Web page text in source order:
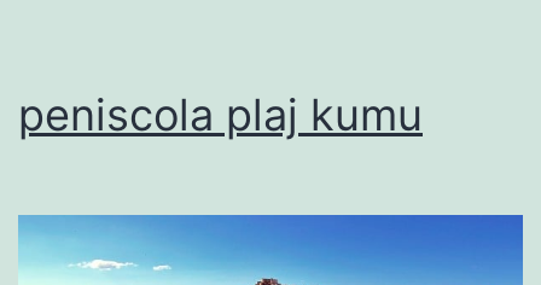
peniscola plaj kumu